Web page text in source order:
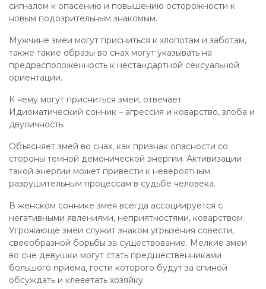
сигналом к опасению и повышению осторожности к
новым подозрительным знакомым.
Мужчине змеи могут присниться к хлопотам и заботам,
также такие образы во снах могут указывать на
предрасположенность к нестандартной сексуальной
ориентации.
К чему могут присниться змеи, отвечает
Идиоматический сонник – агрессия и коварство, злоба и
двуличность.
Объясняет змей во снах, как признак опасности со
стороны темной демонической энергии. Активизации
такой энергии может привести к невероятным
разрушительным процессам в судьбе человека.
В женском соннике змея всегда ассоциируется с
негативными явлениями, неприятностями, коварством.
Угрожающе змеи служит знаком угрызения совести,
своеобразной борьбы за существование. Мелкие змеи
во сне девушки могут стать предшественниками
большого приема, гости которого будут за спиной
обсуждать и клеветать хозяйку.